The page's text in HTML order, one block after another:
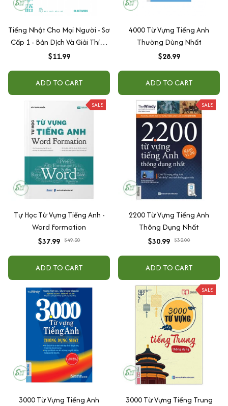
Tiếng Nhật Cho Mọi Người - Sơ
Cấp 1 - Bản Dịch Và Giải Thích
Ngữ Pháp - Tiếng Việt (Bản
$11.99
ADD TO CART
4000 Từ Vựng Tiếng Anh
Thường Dùng Nhất
$28.99
ADD TO CART
SALE
Tự Học Từ Vựng Tiếng Anh -
Word Formation
$37.99 $49.20
ADD TO CART
SALE
2200 Từ Vựng Tiếng Anh
Thông Dụng Nhất
$30.99 $32.00
ADD TO CART
3000 Từ Vựng Tiếng Anh
SALE
3000 Từ Vựng Tiếng Trung